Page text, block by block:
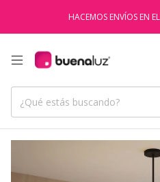
HACEMOS ENVÍOS EN